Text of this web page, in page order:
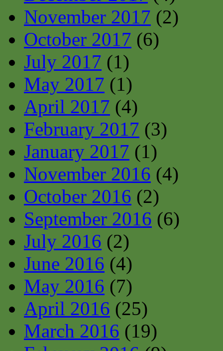
November 2017 (2)
October 2017 (6)
July 2017 (1)
May 2017 (1)
April 2017 (4)
February 2017 (3)
January 2017 (1)
November 2016 (4)
October 2016 (2)
September 2016 (6)
July 2016 (2)
June 2016 (4)
May 2016 (7)
April 2016 (25)
March 2016 (19)